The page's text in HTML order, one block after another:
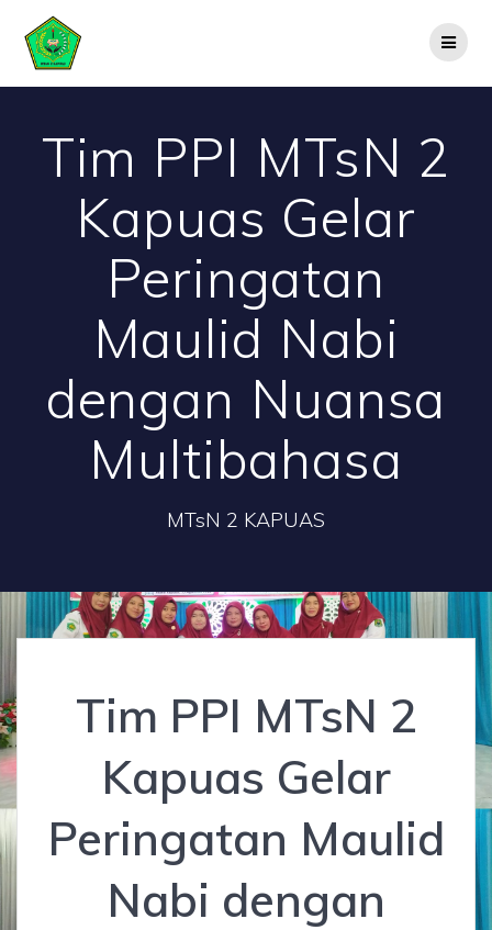
Tim PPI MTsN 2
Kapuas Gelar
Peringatan
Maulid Nabi
dengan Nuansa
Multibahasa
MTsN 2 KAPUAS
Tim PPI MTsN 2
Kapuas Gelar
Peringatan Maulid
Nabi dengan